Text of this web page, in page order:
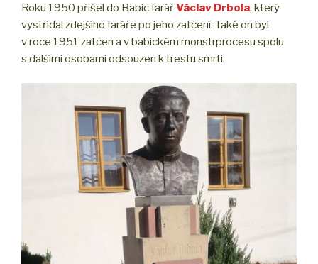
Roku 1950 přišel do Babic farářVáclav Drbola, který
vystřídal zdejšího faráře po jeho zatčení. Také on byl
v roce 1951 zatčen a v babickém monstrprocesu spolu
s dalšími osobami odsouzen k trestu smrti.